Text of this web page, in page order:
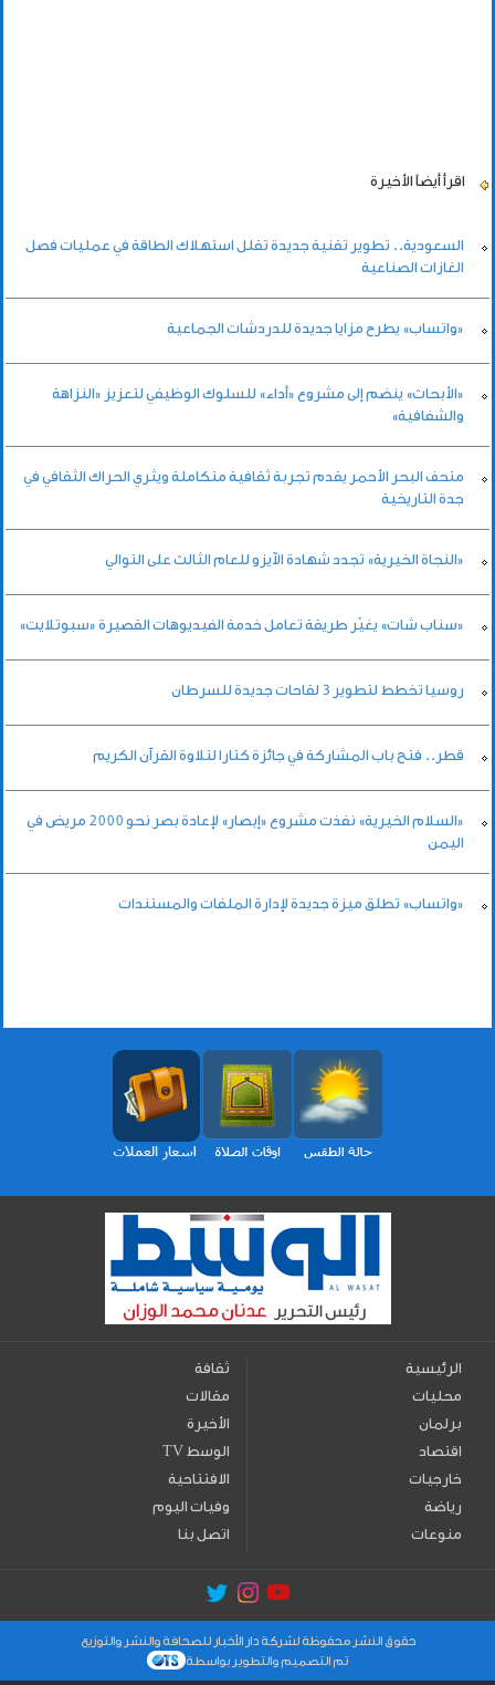
اقرأ أيضاً الأخيرة
السعودية.. تطوير تقنية جديدة تقلل استهلاك الطاقة في عمليات فصل
الغازات الصناعية
«واتساب» يطرح مزايا جديدة للدردشات الجماعية
«الأبحاث» ينضم إلى مشروع «أداء» للسلوك الوظيفي لتعزيز «النزاهة
والشفافية»
متحف البحر الأحمر يقدم تجربة ثقافية متكاملة ويثري الحراك الثقافي في
جدة التاريخية
«النجاة الخيرية» تجدد شهادة الآيزو للعام الثالث على التوالي
«سناب شات» يغيّر طريقة تعامل خدمة الفيديوهات القصيرة «سبوتلايت»
روسيا تخطط لتطوير 3 لقاحات جديدة للسرطان
قطر.. فتح باب المشاركة في جائزة كتارا لتلاوة القرآن الكريم
«السلام الخيرية» نفذت مشروع «إبصار» لإعادة بصر نحو 2000 مريض في
اليمن
«واتساب» تطلق ميزة جديدة لإدارة الملفات والمستندات
الرئيسية
محليات
برلمان
اقتصاد
خارجيات
رياضة
منوعات
ثقافة
مقالات
الأخيرة
TV الوسط
الافتتاحية
وفيات اليوم
اتصل بنا
حقوق النشر محفوظة لشركة دار الأخبار للصحافة والنشر والتوزيع
تم التصميم والتطوير بواسطة